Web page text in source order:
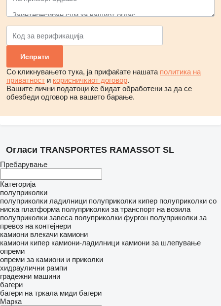
Со кликнувањето тука, ја прифаќате нашата политика на
приватност и корисничкиот договор.
Вашите лични податоци ќе бидат обработени за да се
обезбеди одговор на вашето барање.
Огласи TRANSPORTES RAMASSOT SL
Пребарување
Категорија
полуприколки
полуприколки ладилници полуприколки кипер полуприколки со
ниска платформа полуприколки за транспорт на возила
полуприколки завеса полуприколки фургон полуприколки за
превоз на контејнери
камиони влекачи камиони
камиони кипер камиони-ладилници камиони за шлепување
опреми
опреми за камиони и приколки
хидраулични рампи
градежни машини
багери
багери на тркала миди багери
Марка